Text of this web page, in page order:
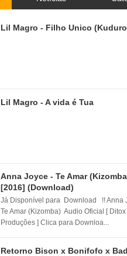
Lil Magro - Filho Unico
Lil Magro - A vida é Tua
Anna Joyce - Te Amar
[2016] (Download)
Já Disponível para Download !! Anna
Te Amar (Kizomba) Audio Oficial [ Ditox
Produções ] Clica para Downloa...
Retorno Bison x Bonifofo x